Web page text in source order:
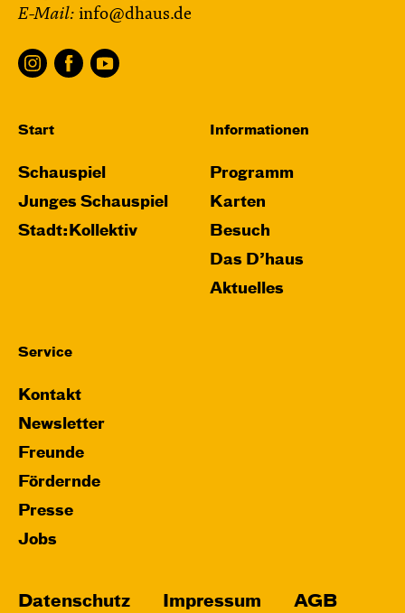
E-Mail: info@dhaus.de
Start
Schauspiel
Junges Schauspiel
Stadt:Kollektiv
Informationen
Programm
Karten
Besuch
Das D’haus
Aktuelles
Service
Kontakt
Newsletter
Freunde
Fördernde
Presse
Jobs
Datenschutz Impressum AGB